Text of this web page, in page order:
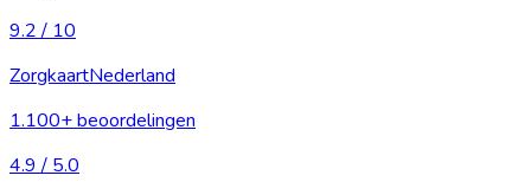
9.2 / 10
ZorgkaartNederland
1.100+ beoordelingen
4.9 / 5.0